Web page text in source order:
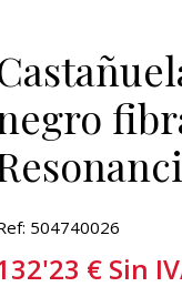
504740026
€ Sin